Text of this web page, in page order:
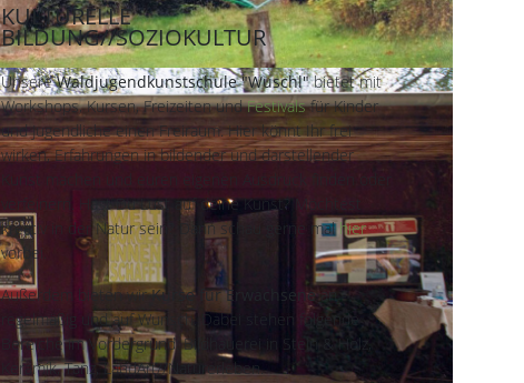
KULTURELLE
BILDUNG//SOZIOKULTUR
UnsereWaldjugendkunstschule "Wuschl"bietet mit
Workshops, Kursen, Freizeiten undFestivalsfür Kinder
und Jugendliche einen Freiraum. Hier könnt Ihr frei
wirken, Erfahrungen in bildender und darstellender
Kunst machen und euren eigenen Ausdruck finden oder
verfeinern. Hast Du Lust auf deine Kunst? Möchtest
kreativ in der Natur sein? Dann schau gerne malhier
vorbei.
Außerdem bieten wirKurse für Erwachsenean -
regelmäßig und auf Wunsch. Dabei stehen folgende
Bereiche im Vordergrund: Bildhauerei in Stein & Holz,
Keramik, Tanz, LandArt//Naturerleben.